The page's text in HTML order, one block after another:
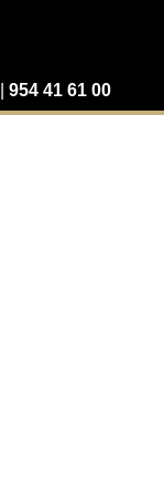
954 41 61 00